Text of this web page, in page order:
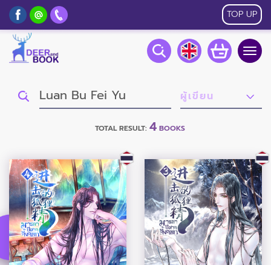
TOP UP
TOTAL RESULT: 4 BOOKS